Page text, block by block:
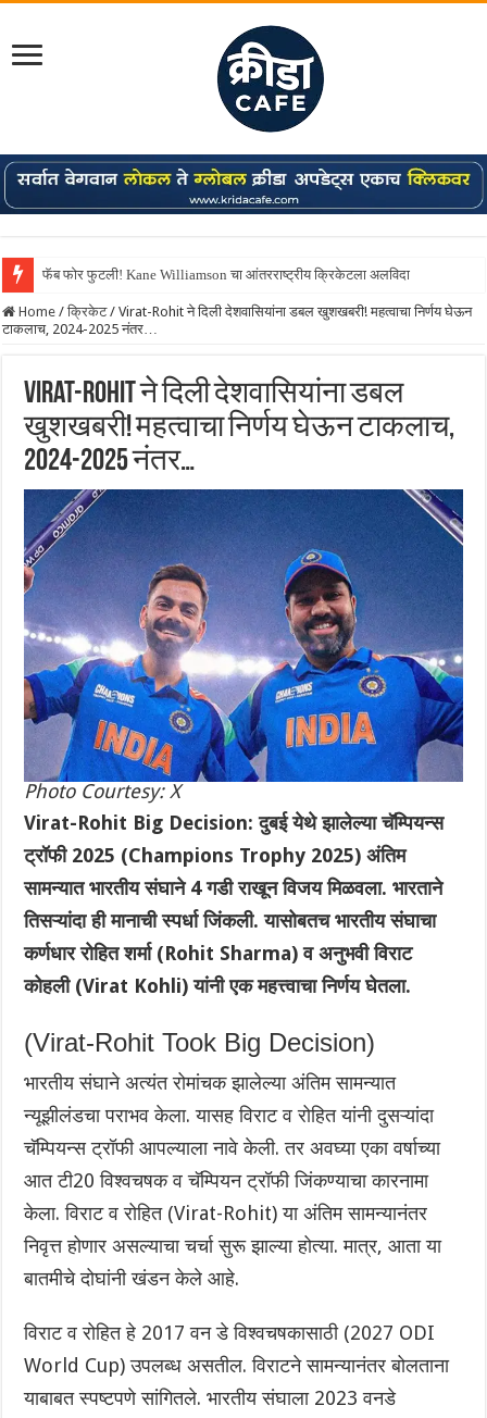
फॅब फोर फुटली! Kane Williamson चा आंतरराष्ट्रीय क्रिकेटला अलविदा
Home / क्रिकेट / Virat-Rohit ने दिली देशवासियांना डबल खुशखबरी! महत्वाचा निर्णय घेऊन
टाकलाच, 2024-2025 नंतर…
Virat-Rohit ने दिली देशवासियांना डबल
खुशखबरी! महत्वाचा निर्णय घेऊन टाकलाच,
2024-2025 नंतर…
Photo Courtesy: X
Virat-Rohit Big Decision: दुबई येथे झालेल्या चॅम्पियन्स
ट्रॉफी 2025 (Champions Trophy 2025) अंतिम
सामन्यात भारतीय संघाने 4 गडी राखून विजय मिळवला. भारताने
तिसऱ्यांदा ही मानाची स्पर्धा जिंकली. यासोबतच भारतीय संघाचा
कर्णधार रोहित शर्मा (Rohit Sharma) व अनुभवी विराट
कोहली (Virat Kohli) यांनी एक महत्त्वाचा निर्णय घेतला.
(Virat-Rohit Took Big Decision)
भारतीय संघाने अत्यंत रोमांचक झालेल्या अंतिम सामन्यात
न्यूझीलंडचा पराभव केला. यासह विराट व रोहित यांनी दुसऱ्यांदा
चॅम्पियन्स ट्रॉफी आपल्याला नावे केली. तर अवघ्या एका वर्षाच्या
आत टी20 विश्वचषक व चॅम्पियन ट्रॉफी जिंकण्याचा कारनामा
केला. विराट व रोहित (Virat-Rohit) या अंतिम सामन्यानंतर
निवृत्त होणार असल्याचा चर्चा सुरू झाल्या होत्या. मात्र, आता या
बातमीचे दोघांनी खंडन केले आहे.
विराट व रोहित हे 2017 वन डे विश्वचषकासाठी (2027 ODI
World Cup) उपलब्ध असतील. विराटने सामन्यानंतर बोलताना
याबाबत स्पष्टपणे सांगितले. भारतीय संघाला 2023 वनडे